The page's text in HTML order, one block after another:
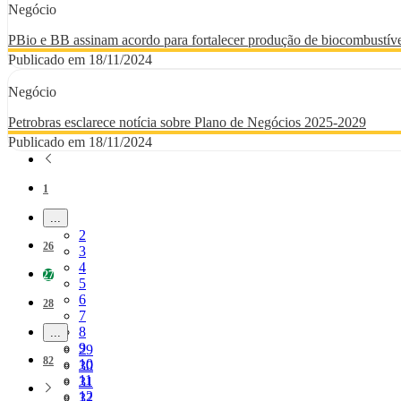
Negócio
PBio e BB assinam acordo para fortalecer produção de
Publicado em 18/11/2024
Negócio
Petrobras esclarece notícia sobre Plano de Negócios 2025-2029
Publicado em 18/11/2024
Página
1
Páginas intermediárias Usar ABA para navegar.
Página
2
Página
3
Página
4
Página
5
Página
6
Página
7
Página
8
Página
9
Página
10
Página
11
Página
12
Página
26
Página
27
Página
28
Páginas intermediárias Usar ABA para navegar.
Página
29
Página
30
Página
31
Página
32
Página
82